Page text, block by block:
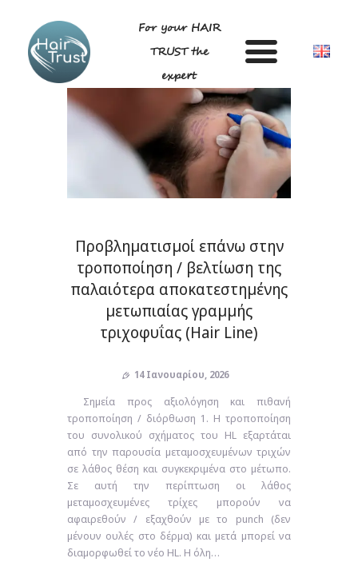
For your HAIR
TRUST the
expert
ΤΕΧΝΙΚΗ
ΣΥΧΝΕΣ ΕΡΩΤΗΣΕΙΣ
Προβληματισμοί επάνω στην
τροποποίηση / βελτίωση της
παλαιότερα αποκατεστημένης
μετωπιαίας γραμμής
τριχοφυΐας (Hair Line)
14 Ιανουαρίου, 2026
Σημεία προς αξιολόγηση και πιθανή
τροποποίηση / διόρθωση 1. Η τροποποίηση
του συνολικού σχήματος του HL εξαρτάται
από την παρουσία μεταμοσχευμένων τριχών
σε λάθος θέση και συγκεκριμένα στο μέτωπο.
Σε αυτή την περίπτωση οι λάθος
μεταμοσχευμένες τρίχες μπορούν να
αφαιρεθούν / εξαχθούν με το punch (δεν
μένουν ουλές στο δέρμα) και μετά μπορεί να
διαμορφωθεί το νέο HL. Η όλη…